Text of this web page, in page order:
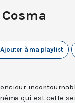
Ajouter à ma playlist
qui est cette